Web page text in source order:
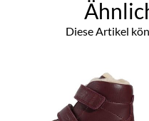
Diese Artikel